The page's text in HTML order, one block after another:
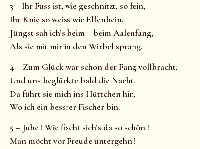
3 – Ihr Fuss ist, wie geschnitzt, so fein,
Ihr Knie so weiss wie Elfenbein.
Jüngst sah ich’s beim – beim Aalenfang,
Als sie mit mir in den Wirbel sprang.
4 – Zum Glück war schon der Fang vollbracht,
Und uns beglückte bald die Nacht.
Da führt sie mich ins Hüttchen hin,
Wo ich ein bessrer Fischer bin.
5 – Juhe ! Wie fischt sich’s da so schön !
Man möcht vor Freude untergehn !